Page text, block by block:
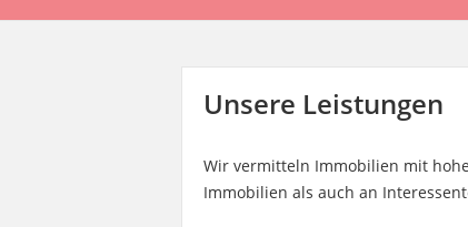
Unsere Leistungen
Wir vermitteln Immobilien mit
Immobilien als auch an